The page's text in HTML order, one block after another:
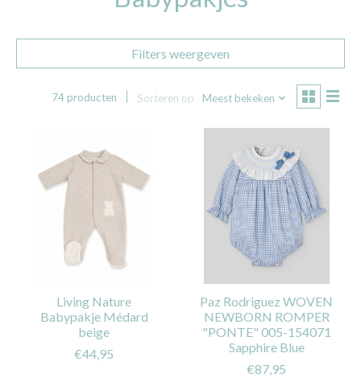
Filters weergeven
74 producten Sorteren op Meest bekeken
Living Nature
Babypakje Médard
beige
€44,95
Paz Rodriguez WOVEN
NEWBORN ROMPER
"PONTE" 005-154071
Sapphire Blue
€87,95